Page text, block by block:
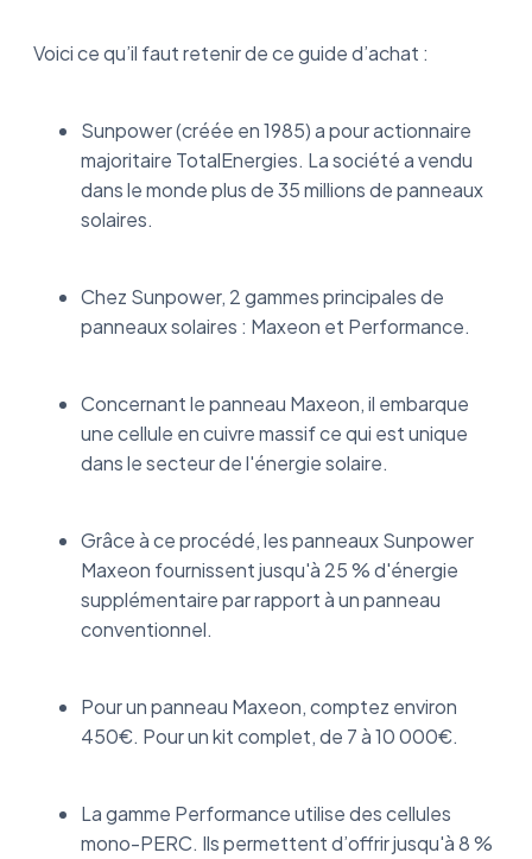
Voici ce qu’il faut retenir de ce guide d’achat :
Sunpower (créée en 1985) a pour actionnaire
majoritaire TotalEnergies. La société a vendu
dans le monde plus de 35 millions de panneaux
solaires.
Chez Sunpower, 2 gammes principales de
panneaux solaires : Maxeon et Performance.
Concernant le panneau Maxeon, il embarque
une cellule en cuivre massif ce qui est unique
dans le secteur de l'énergie solaire.
Grâce à ce procédé, les panneaux Sunpower
Maxeon fournissent jusqu'à 25 % d'énergie
supplémentaire par rapport à un panneau
conventionnel.
Pour un panneau Maxeon, comptez environ
450€. Pour un kit complet, de 7 à 10 000€.
La gamme Performance utilise des cellules
mono-PERC. Ils permettent d’offrir jusqu'à 8 %